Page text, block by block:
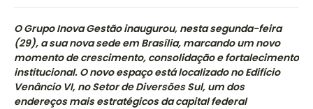
O Grupo Inova Gestão inaugurou, nesta segunda-feira
(29), a sua nova sede em Brasília, marcando um novo
momento de crescimento, consolidação e fortalecimento
institucional. O novo espaço está localizado no Edifício
Venâncio VI, no Setor de Diversões Sul, um dos
endereços mais estratégicos da capital federal